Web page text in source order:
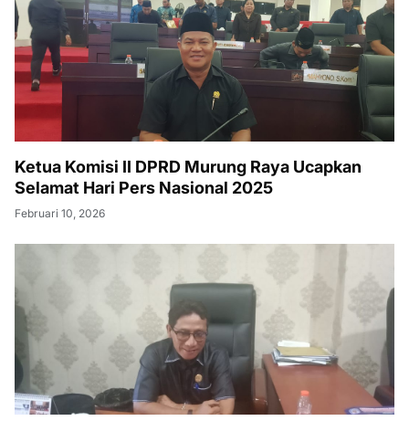
Ketua Komisi II DPRD Murung Raya Ucapkan
Selamat Hari Pers Nasional 2025
Februari 10, 2026